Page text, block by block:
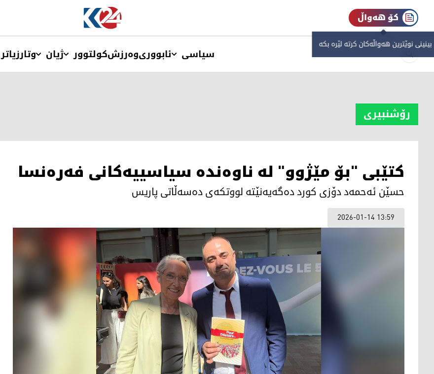
کۆ هەواڵ
نوێترین هەواڵەکان کرتە لێرە بکە
سیاسی ئابووریوەرزشکولتوور ژیان وتارزیاتر
رۆشنبیری
کتێبی "بۆ مێژوو" لە ناوەندە سیاسییەکانی فەرەنسا
حسێن ئەحمەد دۆزی کورد دەگەیەنێتە لووتکەی دەسەڵاتی پاریس
2026-01-14 13:59